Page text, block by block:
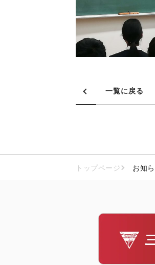
一覧に戻る
トップページ お知